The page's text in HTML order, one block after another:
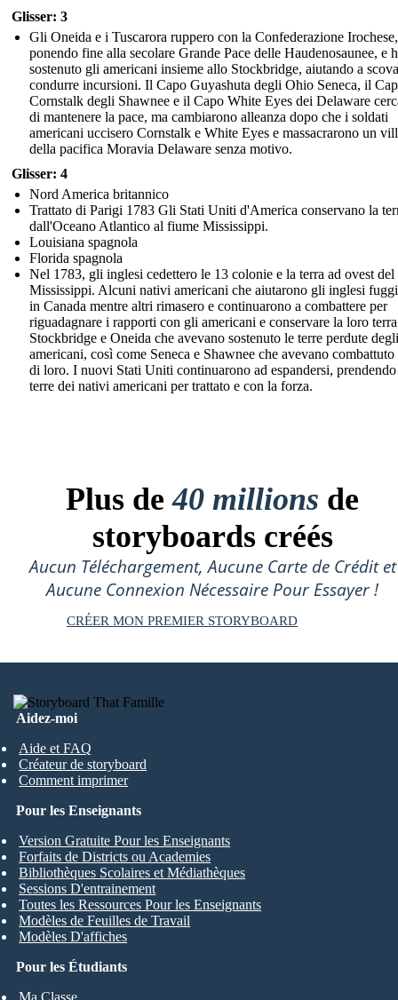
Glisser: 3
Gli Oneida e i Tuscarora ruppero con la Confederazione Irochese,
ponendo fine alla secolare Grande Pace delle Haudenosaunee, e
sostenuto gli americani insieme allo Stockbridge, aiutando a
condurre incursioni. Il Capo Guyashuta degli Ohio Seneca, il
Cornstalk degli Shawnee e il Capo White Eyes dei Delaware
di mantenere la pace, ma cambiarono alleanza dopo che i soldati
americani uccisero Cornstalk e White Eyes e massacrarono un
della pacifica Moravia Delaware senza motivo.
Glisser: 4
Nord America britannico
Trattato di Parigi 1783 Gli Stati Uniti d'America conservano la
dall'Oceano Atlantico al fiume Mississippi.
Louisiana spagnola
Florida spagnola
Nel 1783, gli inglesi cedettero le 13 colonie e la terra ad ovest
Mississippi. Alcuni nativi americani che aiutarono gli inglesi
in Canada mentre altri rimasero e continuarono a combattere per
riguadagnare i rapporti con gli americani e conservare la loro
Stockbridge e Oneida che avevano sostenuto le terre perdute degli
americani, così come Seneca e Shawnee che avevano
di loro. I nuovi Stati Uniti continuarono ad espandersi,
terre dei nativi americani per trattato e con la forza.
Plus de40 millions de
storyboards créés
Aucun Téléchargement, Aucune Carte de Crédit et
Aucune Connexion Nécessaire Pour Essayer !
CRÉER MON PREMIER STORYBOARD
Aidez-moi
Aide et FAQ
Créateur de storyboard
Comment imprimer
Pour les Étudiants
Ma Classe
Pour les Enseignants
Version Gratuite Pour les Enseignants
Forfaits de Districts ou Academies
Bibliothèques Scolaires et Médiathèques
Sessions D'entrainement
Toutes les Ressources Pour les Enseignants
Modèles de Feuilles de Travail
Modèles D'affiches